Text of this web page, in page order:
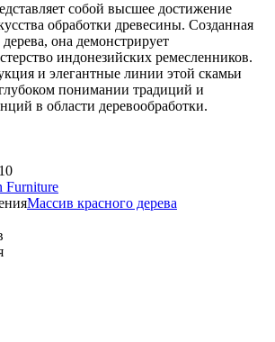
собой высшее достижение
обработки древесины. Созданная
она демонстрирует
индонезийских ремесленников.
и элегантные линии этой скамьи
понимании традиций и
в области деревообработки.
Furniture
Массив красного дерева